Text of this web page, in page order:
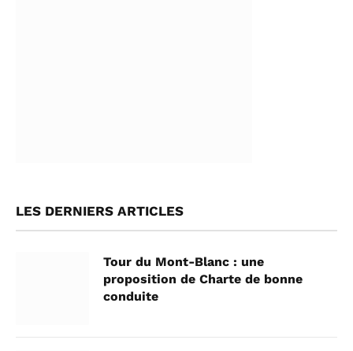
LES DERNIERS ARTICLES
Tour du Mont-Blanc : une
proposition de Charte de bonne
conduite